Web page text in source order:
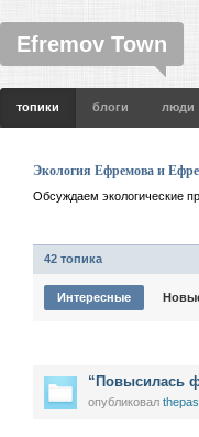
Efremov Town
топики блоги люди
Экология Ефремова и
Обсуждаем экологические
42 топика
Интересные
“Повысилась
опубликовал